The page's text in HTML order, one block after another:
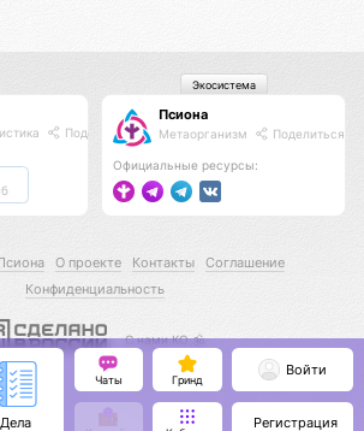
Поделиться
Псиона
Метаорганизм Поделиться
Официальные ресурсы:
Экосистема
О проекте Контакты
Соглашение
Конфиденциальность
С нами КО 🕉️
Дела
Чаты Гринд
Войти
Регистрация